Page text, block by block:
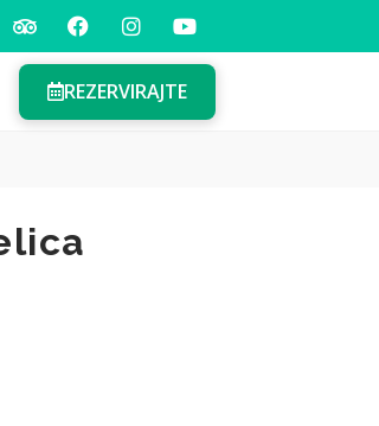
REZERVIRAJTE